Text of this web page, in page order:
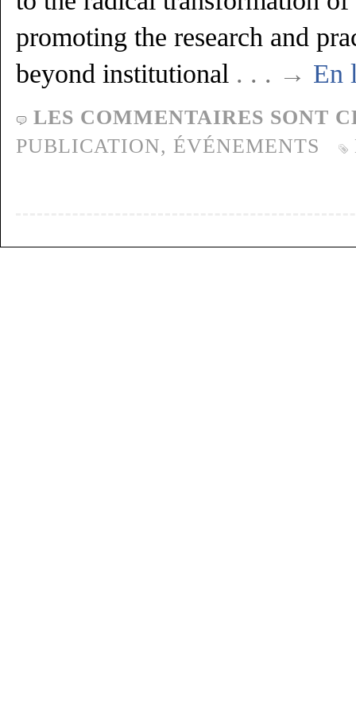
promoting the research and
beyond institutional . . . → En
LES COMMENTAIRES SONT
PUBLICATION, ÉVÉNEMENTS